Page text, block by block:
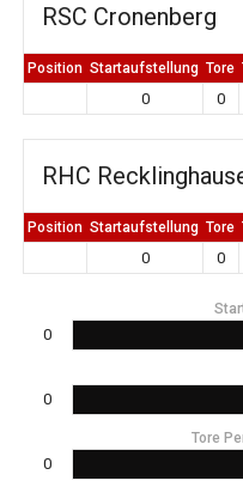
RSC Cronenberg
Position Startaufstellung Tore
0 0
RHC
Position Startaufstellung Tore
0 0
0
0
Tore
0